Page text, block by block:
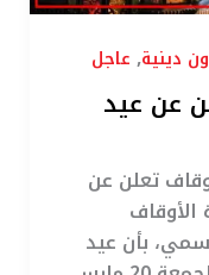
دينية, عاجل
عن عيد
تعلن عن
الأوقاف
بأن عيد